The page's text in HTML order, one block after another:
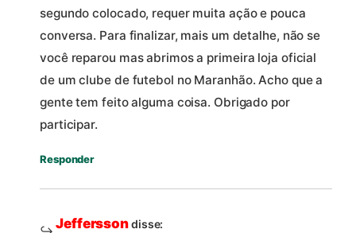
segundo colocado, requer muita ação e pouca
conversa. Para finalizar, mais um detalhe, não se
você reparou mas abrimos a primeira loja oficial
de um clube de futebol no Maranhão. Acho que a
gente tem feito alguma coisa. Obrigado por
participar.
Responder
Jefferssondisse: